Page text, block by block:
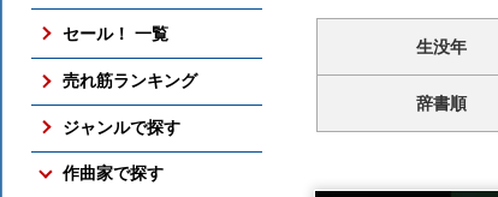
セール！ 一覧
売れ筋ランキング
売れ筋の新譜
売れ筋のCD
売れ筋の映像メディア
ジャンルで探す
交響曲
作曲家で探す
生没年
辞書順